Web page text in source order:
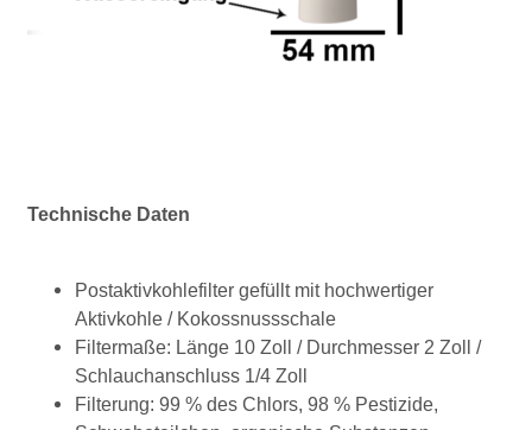
Technische Daten
Postaktivkohlefilter gefüllt mit hochwertiger
Aktivkohle / Kokossnussschale
Filtermaße: Länge 10 Zoll / Durchmesser 2 Zoll /
Schlauchanschluss 1/4 Zoll
Filterung: 99 % des Chlors, 98 % Pestizide,